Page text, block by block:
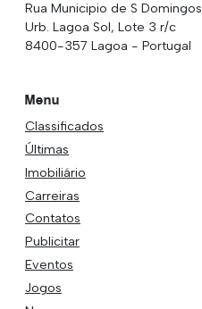
Rua Municipio de S Domingos
Urb. Lagoa Sol, Lote 3 r/c
8400-357 Lagoa - Portugal
Menu
Classificados
Últimas
Imobiliário
Carreiras
Contatos
Publicitar
Eventos
Jogos